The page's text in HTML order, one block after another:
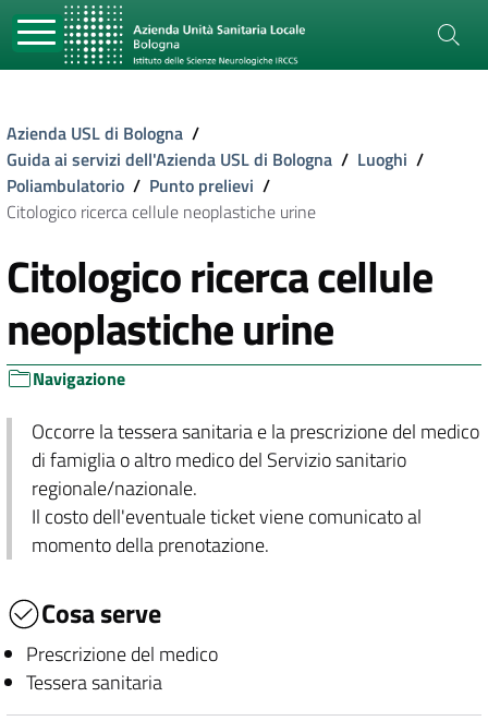
Azienda USL di Bologna /
Guida ai servizi dell'Azienda USL di Bologna / Luoghi /
Poliambulatorio / Punto prelievi /
Citologico ricerca cellule neoplastiche urine
Citologico ricerca cellule
neoplastiche urine
Navigazione
Occorre la tessera sanitaria e la prescrizione del medico
di famiglia o altro medico del Servizio sanitario
regionale/nazionale.
Il costo dell'eventuale ticket viene comunicato al
momento della prenotazione.
Cosa serve
Prescrizione del medico
Tessera sanitaria